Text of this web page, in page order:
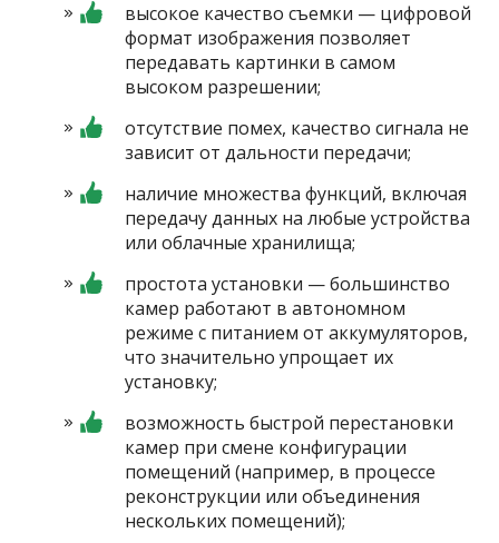
высокое качество съемки — цифровой
формат изображения позволяет
передавать картинки в самом
высоком разрешении;
отсутствие помех, качество сигнала не
зависит от дальности передачи;
наличие множества функций, включая
передачу данных на любые устройства
или облачные хранилища;
простота установки — большинство
камер работают в автономном
режиме с питанием от аккумуляторов,
что значительно упрощает их
установку;
возможность быстрой перестановки
камер при смене конфигурации
помещений (например, в процессе
реконструкции или объединения
нескольких помещений);